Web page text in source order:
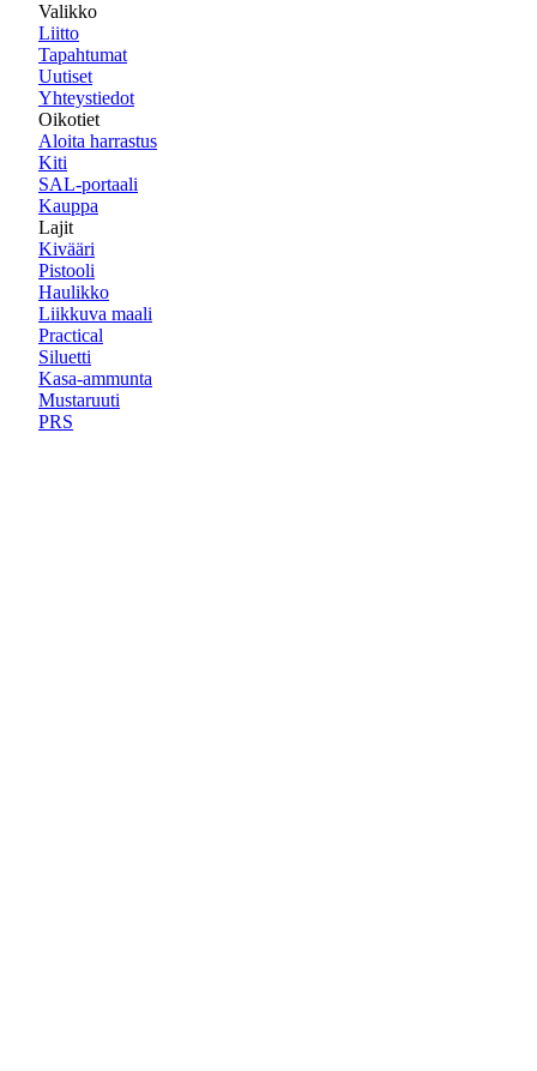
Valikko
Liitto
Tapahtumat
Uutiset
Yhteystiedot
Oikotiet
Aloita harrastus
Kiti
SAL-portaali
Kauppa
Lajit
Kivääri
Pistooli
Haulikko
Liikkuva maali
Practical
Siluetti
Kasa-ammunta
Mustaruuti
PRS